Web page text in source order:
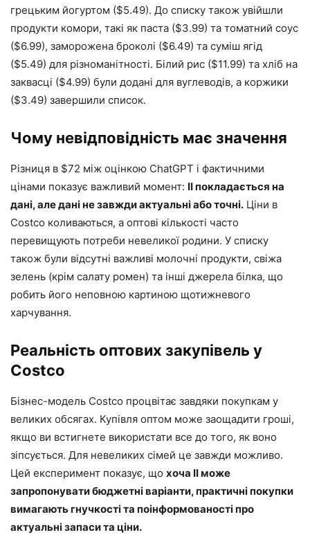
грецьким йогуртом ($5.49). До списку також увійшли
продукти комори, такі як паста ($3.99) та томатний соус
($6.99), заморожена броколі ($6.49) та суміш ягід
($5.49) для різноманітності. Білий рис ($11.99) та хліб на
заквасці ($4.99) були додані для вуглеводів, а коржики
($3.49) завершили список.
Чому невідповідність має значення
Різниця в $72 між оцінкою ChatGPT і фактичними
цінами показує важливий момент: ІІ покладається на
дані, але дані не завжди актуальні або точні. Ціни в
Costco коливаються, а оптові кількості часто
перевищують потреби невеликої родини. У списку
також були відсутні важливі молочні продукти, свіжа
зелень (крім салату ромен) та інші джерела білка, що
робить його неповною картиною щотижневого
харчування.
Реальність оптових закупівель у
Costco
Бізнес-модель Costco процвітає завдяки покупкам у
великих обсягах. Купівля оптом може заощадити гроші,
якщо ви встигнете використати все до того, як воно
зіпсується. Для невеликих сімей це завжди можливо.
Цей експеримент показує, що хоча ІІ може
запропонувати бюджетні варіанти, практичні покупки
вимагають гнучкості та поінформованості про
актуальні запаси та ціни.